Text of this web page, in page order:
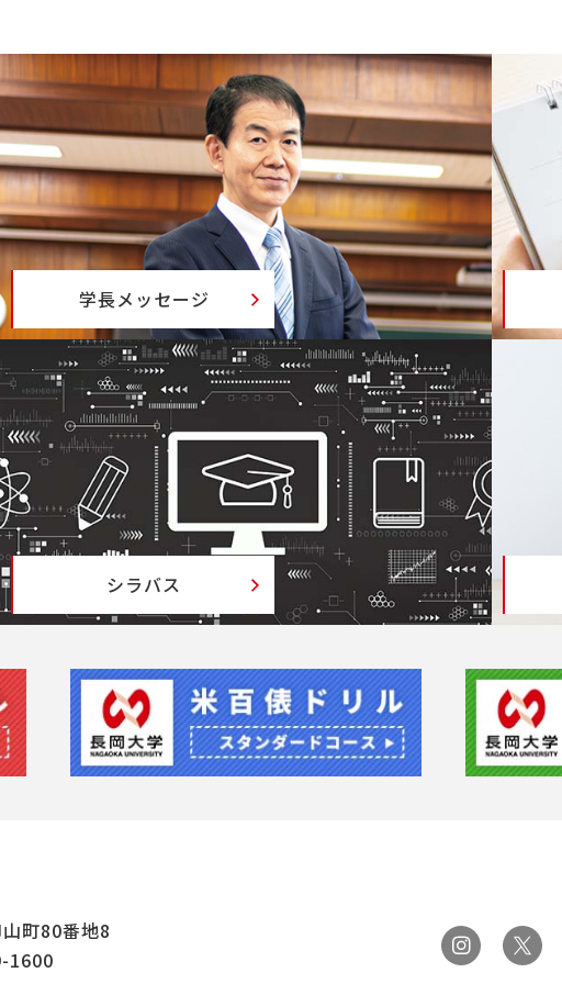
学長メッセージ
シラバス
町80番地8
1600